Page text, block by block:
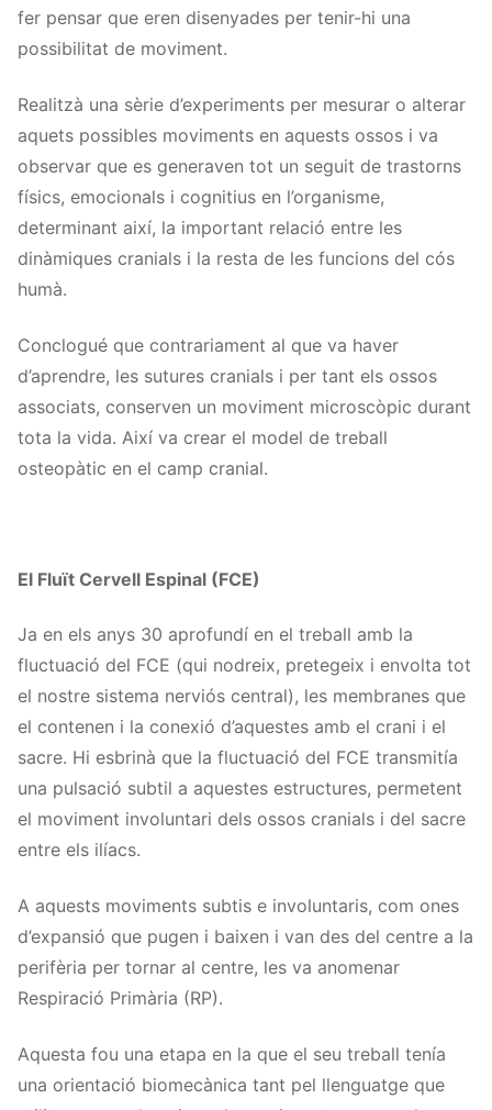
fer pensar que eren disenyades per tenir-hi una
possibilitat de moviment.
Realitzà una sèrie d’experiments per mesurar o alterar
aquets possibles moviments en aquests ossos i va
observar que es generaven tot un seguit de trastorns
físics, emocionals i cognitius en l’organisme,
determinant així, la important relació entre les
dinàmiques cranials i la resta de les funcions del cós
humà.
Conclogué que contrariament al que va haver
d’aprendre, les sutures cranials i per tant els ossos
associats, conserven un moviment microscòpic durant
tota la vida. Així va crear el model de treball
osteopàtic en el camp cranial.
El Fluït Cervell Espinal (FCE)
Ja en els anys 30 aprofundí en el treball amb la
fluctuació del FCE (qui nodreix, pretegeix i envolta tot
el nostre sistema nerviós central), les membranes que
el contenen i la conexió d’aquestes amb el crani i el
sacre. Hi esbrinà que la fluctuació del FCE transmitía
una pulsació subtil a aquestes estructures, permetent
el moviment involuntari dels ossos cranials i del sacre
entre els ilíacs.
A aquests moviments subtis e involuntaris, com ones
d’expansió que pugen i baixen i van des del centre a la
perifèria per tornar al centre, les va anomenar
Respiració Primària (RP).
Aquesta fou una etapa en la que el seu treball tenía
una orientació biomecànica tant pel llenguatge que